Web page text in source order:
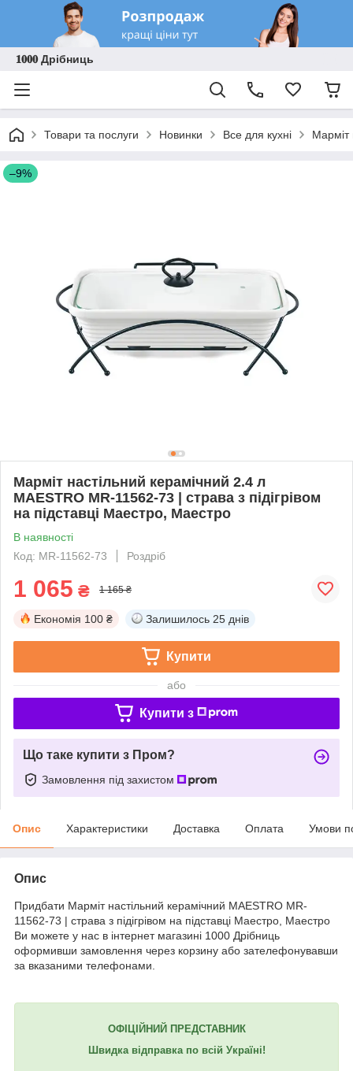
𝟏𝟎𝟎𝟎 Дрібниць
Товари та послуги Новинки Все для кухні Марміт
–9%
Марміт настільний керамічний 2.4 л
MAESTRO MR-11562-73 | страва з підігрівом
на підставці Маестро, Маестро
В наявності
Код: MR-11562-73
Роздріб
1 065 ₴ 1 165 ₴
Економія 100 ₴ Залишилось 25 днів
Купити
або
Купити з
Що таке купити з Пром?
Замовлення під захистом
Опис Характеристики Доставка Оплата Умови
Опис
Придбати Марміт настільний керамічний MAESTRO MR-
11562-73 | страва з підігрівом на підставці Маестро, Маестро
Ви можете у нас в інтернет магазині 1000 Дрібниць
оформивши замовлення через корзину або зателефонувавши
за вказаними телефонами.
ОФІЦІЙНИЙ ПРЕДСТАВНИК
Швидка відправка по всій Україні!